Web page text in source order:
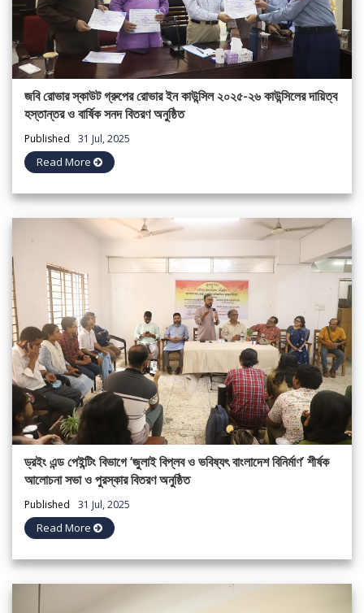
জবি রোভার স্কাউট গ্রুপের রোভার ইন কাউন্সিল ২০২৫-২৬ কাউন্সিলের দায়িত্ব
হস্তান্তর ও বার্ষিক সনদ বিতরণ অনুষ্ঠিত
Published 31 Jul, 2025
Read More
ড্রইং এন্ড পেইন্টিং বিভাগে ‘জুলাই বিপ্লব ও ভবিষ্যৎ বাংলাদেশ বিনির্মাণ’ শীর্ষক
আলোচনা সভা ও পুরস্কার বিতরণ অনুষ্ঠিত
Published 31 Jul, 2025
Read More